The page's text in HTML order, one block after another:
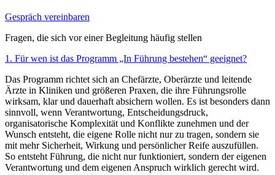
Gespräch vereinbaren
Fragen, die sich vor einer Begleitung häufig stellen
1. Für wen ist das Programm „In Führung bestehen“ geeignet?
Das Programm richtet sich an Chefärzte, Oberärzte und leitende
Ärzte in Kliniken und größeren Praxen, die ihre Führungsrolle
wirksam, klar und dauerhaft absichern wollen. Es ist besonders dann
sinnvoll, wenn Verantwortung, Entscheidungsdruck,
organisatorische Komplexität und Konflikte zunehmen und der
Wunsch entsteht, die eigene Rolle nicht nur zu tragen, sondern sie
mit mehr Sicherheit, Wirkung und persönlicher Reife auszufüllen.
So entsteht Führung, die nicht nur funktioniert, sondern der eigenen
Verantwortung und dem eigenen Anspruch wirklich gerecht wird.